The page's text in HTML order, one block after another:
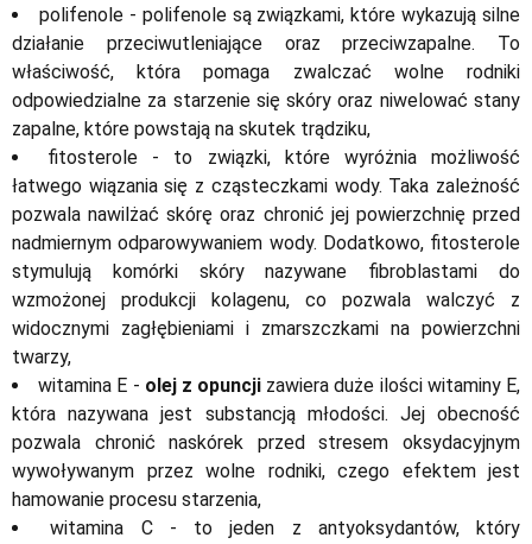
polifenole - polifenole są związkami, które wykazują silne
działanie przeciwutleniające oraz przeciwzapalne. To
właściwość, która pomaga zwalczać wolne rodniki
odpowiedzialne za starzenie się skóry oraz niwelować stany
zapalne, które powstają na skutek trądziku,
fitosterole - to związki, które wyróżnia możliwość
łatwego wiązania się z cząsteczkami wody. Taka zależność
pozwala nawilżać skórę oraz chronić jej powierzchnię przed
nadmiernym odparowywaniem wody. Dodatkowo, fitosterole
stymulują komórki skóry nazywane fibroblastami do
wzmożonej produkcji kolagenu, co pozwala walczyć z
widocznymi zagłębieniami i zmarszczkami na powierzchni
twarzy,
witamina E - olej z opuncji zawiera duże ilości witaminy E,
która nazywana jest substancją młodości. Jej obecność
pozwala chronić naskórek przed stresem oksydacyjnym
wywoływanym przez wolne rodniki, czego efektem jest
hamowanie procesu starzenia,
witamina C - to jeden z antyoksydantów, który